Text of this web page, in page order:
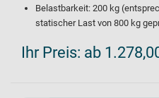
Belastbarkeit: 200 kg
statischer Last von 800 kg
Ihr Preis: ab